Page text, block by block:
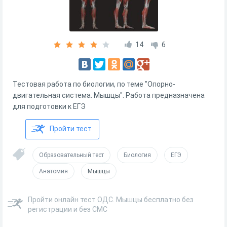
14 6
Тестовая работа по биологии, по теме "Опорно-
двигательная система. Мышцы". Работа предназначена
для подготовки к ЕГЭ
Пройти тест
Образовательный тест Биология ЕГЭ
Анатомия Мышцы
Пройти онлайн тест ОДС. Мышцы бесплатно без
регистрации и без СМС